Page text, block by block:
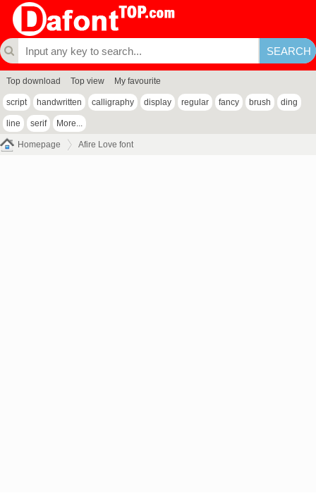
Top download Top view My favourite
script handwritten calligraphy display regular fancy brush ding
line serif More...
Homepage Afire Love font